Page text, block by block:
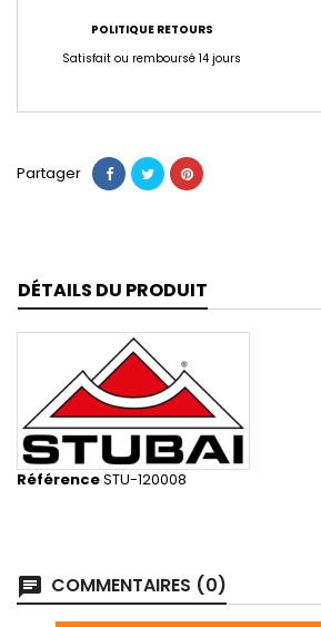
POLITIQUE RETOURS
Satisfait ou remboursé 14 jours
Partager
DÉTAILS DU PRODUIT
RéférenceSTU-120008
chat COMMENTAIRES (0)